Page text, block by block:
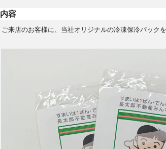
内容
ご来店のお客様に、当社オリジナルの冷凍保冷パックを